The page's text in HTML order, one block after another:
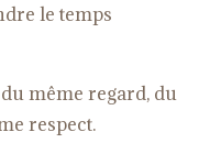
le temps
même regard, du
respect.